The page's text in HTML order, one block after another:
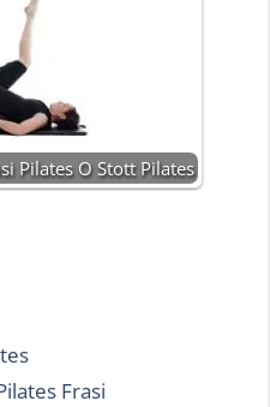
Pilates O Stott Pilates
Frasi